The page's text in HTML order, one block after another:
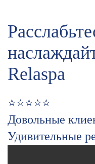
Relaspa
⭐⭐⭐⭐⭐
Довольные
Удивительные